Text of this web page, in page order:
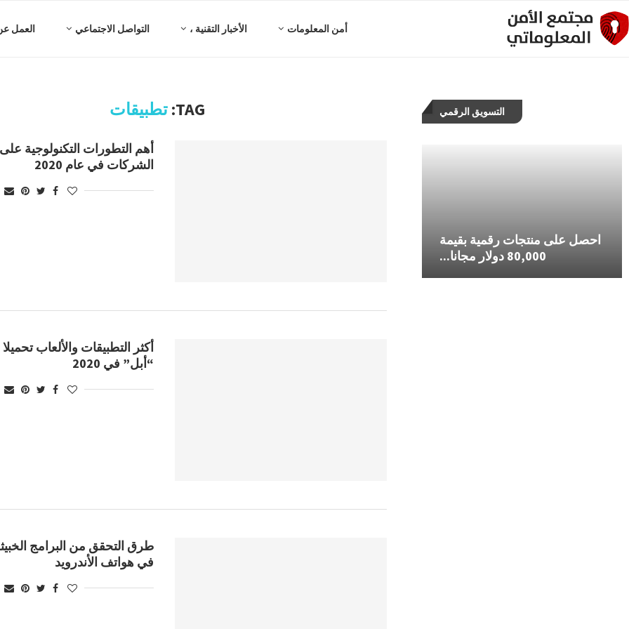
أمن المعلومات الأخبار التقنية ، التواصل الاجتماعي العمل
TAG: تطبيقات
أهم التطورات التكنولوجية
الشركات في عام 2020
أكثر التطبيقات والألعاب
“أبل” في 2020
طرق التحقق من البرامج
في هواتف الأندرويد
محمي: فكرة ريادية – حقق
التسويق الرقمي
احصل على منتجات رقمية بقيمة
80,000 دولار مجانا...